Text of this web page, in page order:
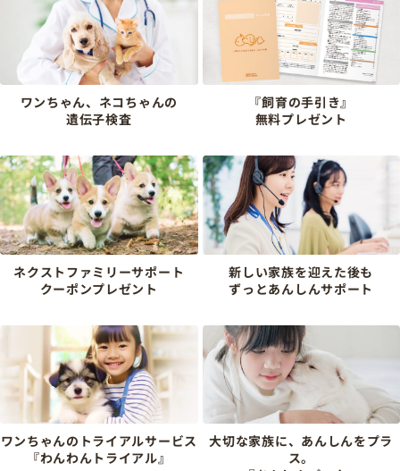
ワンちゃん、ネコちゃんの
遺伝子検査
『飼育の手引き』
無料プレゼント
ネクストファミリーサポート
クーポンプレゼント
新しい家族を迎えた後も
ずっとあんしんサポート
ワンちゃんのトライアルサービス
『わんわんトライアル』
大切な家族に、あんしんをプラ
ス。